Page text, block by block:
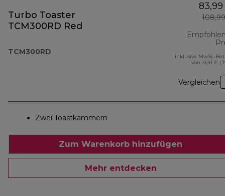
Turbo Toaster
TCM300RD Red
TCM300RD
Inklusive MwSt.-
von 13,41 € (
Vergleichen
Zwei Toastkammern
Zum Warenkorb hinzufügen
Mehr entdecken